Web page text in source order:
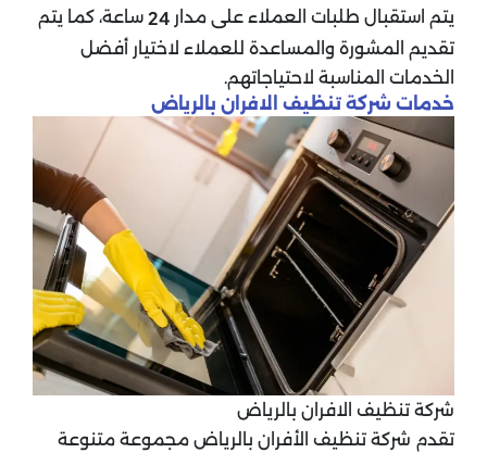
يتم استقبال طلبات العملاء على مدار 24 ساعة، كما يتم
تقديم المشورة والمساعدة للعملاء لاختيار أفضل
الخدمات المناسبة لاحتياجاتهم.
خدمات شركة تنظيف الافران بالرياض
شركة تنظيف الافران بالرياض
تقدم شركة تنظيف الأفران بالرياض مجموعة متنوعة